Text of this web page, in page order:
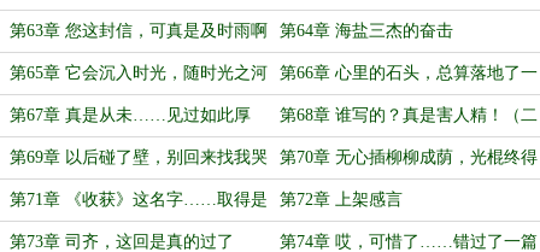
第63章 您这封信，可真是及时雨啊 第64章 海盐三杰的奋击
第65章 它会沉入时光，随时光之河
的波浪起伏
第66章 心里的石头，总算落地了一
半
第67章 真是从未……见过如此厚
颜……(二合一)
第68章 谁写的？真是害人精！（二
合一）
第69章 以后碰了壁，别回来找我哭 第70章 无心插柳柳成荫，光棍终得
住单间
第71章 《收获》这名字……取得是
真好啊！
第72章 上架感言
第73章 司齐，这回是真的过了 第74章 哎，可惜了……错过了一篇